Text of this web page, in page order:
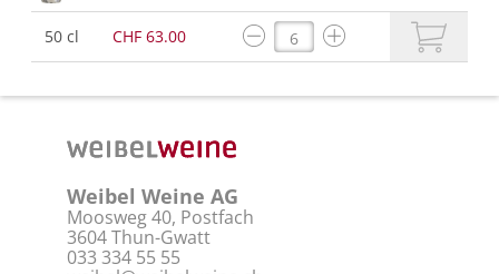
50 cl CHF 63.00
Weibel Weine AG
Moosweg 40, Postfach
3604 Thun-Gwatt
033 334 55 55